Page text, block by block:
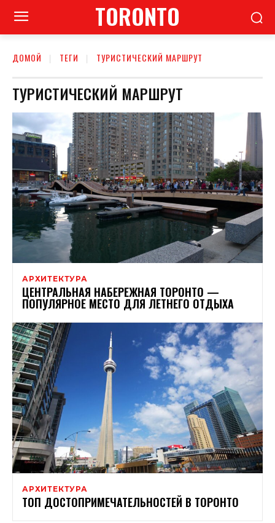
TORONTO
ДОМОЙ ТЕГИ ТУРИСТИЧЕСКИЙ МАРШРУТ
ТУРИСТИЧЕСКИЙ МАРШРУТ
АРХИТЕКТУРА
ЦЕНТРАЛЬНАЯ НАБЕРЕЖНАЯ ТОРОНТО —
ПОПУЛЯРНОЕ МЕСТО ДЛЯ ЛЕТНЕГО ОТДЫХА
АРХИТЕКТУРА
ТОП ДОСТОПРИМЕЧАТЕЛЬНОСТЕЙ В ТОРОНТО